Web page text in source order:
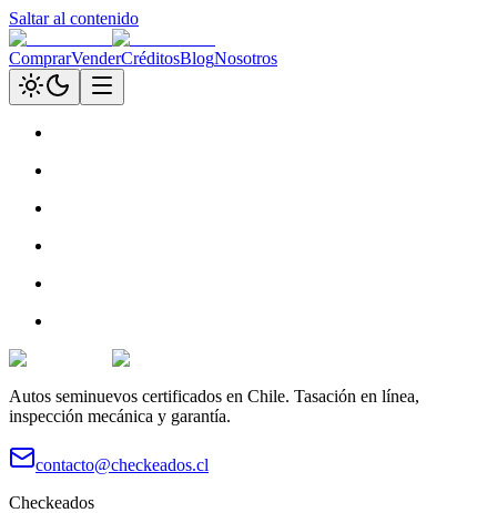
Saltar al contenido
ComprarVenderCréditosBlogNosotros
Autos seminuevos certificados en Chile. Tasación en línea,
inspección mecánica y garantía.
contacto@checkeados.cl
Checkeados